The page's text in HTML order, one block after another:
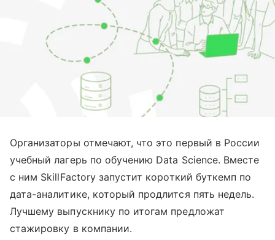
Организаторы отмечают, что это первый в России
учебный лагерь по обучению Data Science. Вместе
с ним SkillFactory запустит короткий буткемп по
дата-аналитике, который продлится пять недель.
Лучшему выпускнику по итогам предложат
стажировку в компании.